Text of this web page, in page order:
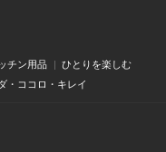
チン用品 ひとりを楽しむ
・ココロ・キレイ